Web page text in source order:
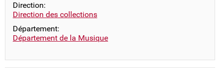
Direction:
Direction des collections
Département:
Département de la Musique